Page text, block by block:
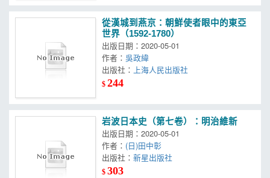
從漢城到燕京：朝鮮使者眼中的東亞
世界（1592-1780）
出版日期：2020-05-01
作者：吳政緯
出版社： 上海人民出版社
$244
岩波日本史（第七卷）：明治維新
出版日期：2020-05-01
作者： (日)田中彰
出版社：新星出版社
$303